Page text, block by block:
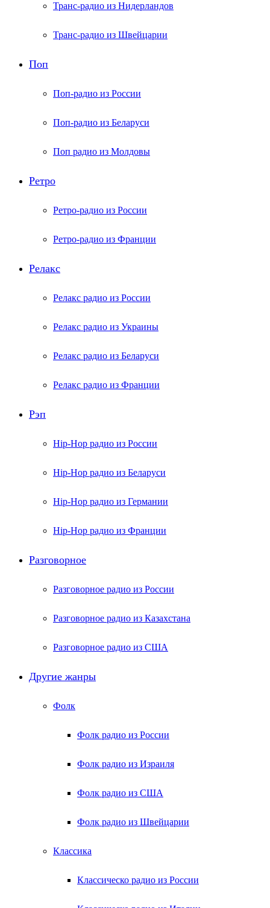
Транс-радио из Нидерландов
Транс-радио из Швейцарии
Поп
Поп-радио из России
Поп-радио из Беларуси
Поп радио из Молдовы
Ретро
Ретро-радио из России
Ретро-радио из Франции
Релакс
Релакс радио из России
Релакс радио из Украины
Релакс радио из Беларуси
Релакс радио из Франции
Рэп
Hip-Hop радио из России
Hip-Hop радио из Беларуси
Hip-Hop радио из Германии
Hip-Hop радио из Франции
Разговорное
Разговорное радио из России
Разговорное радио из Казахстана
Разговорное радио из США
Другие жанры
Фолк
Фолк радио из России
Фолк радио из Израиля
Фолк радио из США
Фолк радио из Швейцарии
Классика
Классическо радио из России